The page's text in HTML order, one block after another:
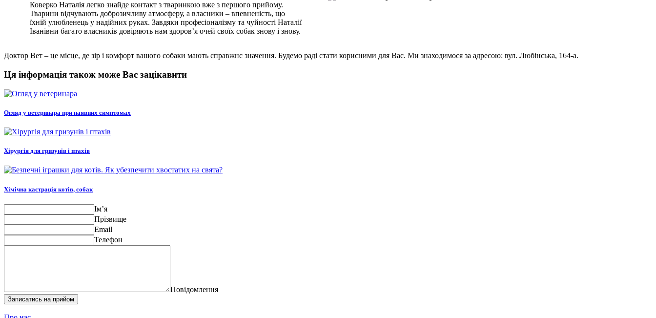
Коверко Наталія легко знайде контакт з тваринкою вже з першого прийому.
Тварини відчувають доброзичливу атмосферу, а власники – впевненість, що
їхній улюбленець у надійних руках. Завдяки професіоналізму та чуйності Наталії
Іванівни багато власників довіряють нам здоров’я очей своїх собак знову і знову.
Доктор Вет – це місце, де зір і комфорт вашого собаки мають справжнє значення. Будемо раді стати корисними для Вас. Ми знаходимося за адресою: вул. Любінська, 164-а.
Ця інформація також може Вас зацікавити
Огляд у ветеринара при наявних симптомах
Хірургія для гризунів і птахів
Хімічна кастрація котів, собак
Ім’я
Прізвище
Email
Телефон
Повідомлення
Записатись на прийом